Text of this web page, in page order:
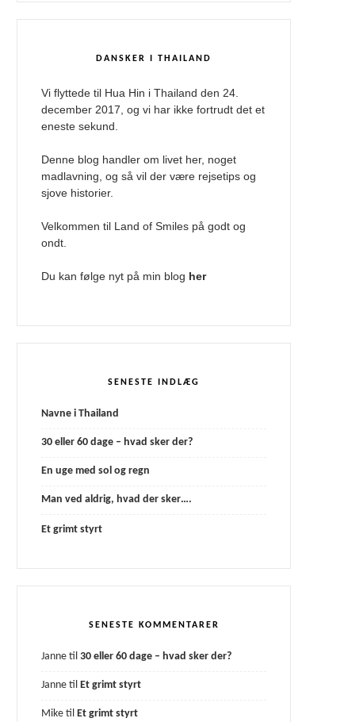
DANSKER I THAILAND
Vi flyttede til Hua Hin i Thailand den 24.
december 2017, og vi har ikke fortrudt det et
eneste sekund.
Denne blog handler om livet her, noget
madlavning, og så vil der være rejsetips og
sjove historier.
Velkommen til Land of Smiles på godt og
ondt.
Du kan følge nyt på min blog her
SENESTE INDLÆG
Navne i Thailand
30 eller 60 dage – hvad sker der?
En uge med sol og regn
Man ved aldrig, hvad der sker….
Et grimt styrt
SENESTE KOMMENTARER
Janne til 30 eller 60 dage – hvad sker der?
Janne til Et grimt styrt
Mike til Et grimt styrt